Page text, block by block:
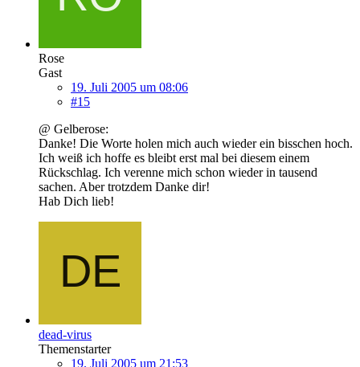
Rose
Gast
19. Juli 2005 um 08:06
#15
@ Gelberose:
Danke! Die Worte holen mich auch wieder ein bisschen hoch.
Ich weiß ich hoffe es bleibt erst mal bei diesem einem
Rückschlag. Ich verenne mich schon wieder in tausend
sachen. Aber trotzdem Danke dir!
Hab Dich lieb!
dead-virus
Themenstarter
19. Juli 2005 um 21:53